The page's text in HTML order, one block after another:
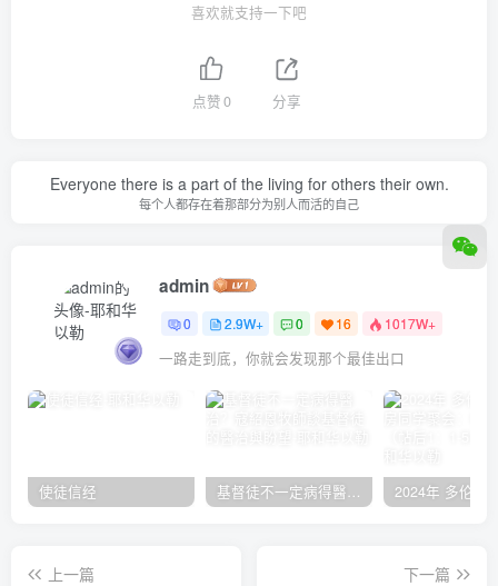
喜欢就支持一下吧
点赞0 分享
Everyone there is a part of the living for others their own.
每个人都存在着那部分为别人而活的自己
admin
0 2.9W+ 0 16 1017W+
一路走到底，你就会发现那个最佳出口
使徒信经 基督徒不一定病得醫治？寇紹恩牧師談基督徒的醫治與盼望
上一篇
下一篇